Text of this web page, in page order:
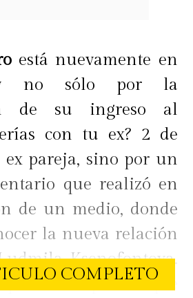
está nuevamente en
no sólo por la
de su ingreso al
con tu ex? 2 de
ex pareja, sino por un
que realizó en
de un medio, donde
la nueva relación
Ksenofontova.
persona especuló que
COMPLETO